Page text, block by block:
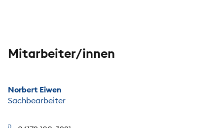
Mitarbeiter/innen
Norbert Eiwen
Sachbearbeiter